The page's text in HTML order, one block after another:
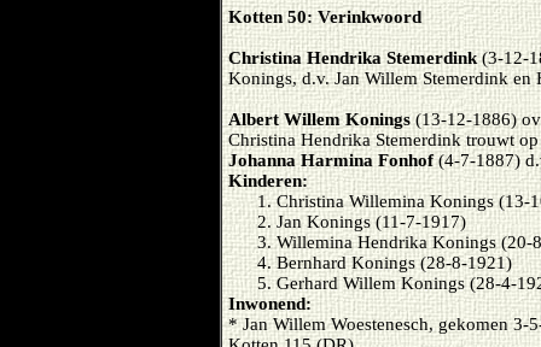
Kotten 50: Verinkwoord
Christina Hendrika Stemerdink(3-12-
Konings, d.v. Jan Willem Stemerdink en
Albert Willem Konings(13-12-1886)
Christina Hendrika Stemerdink trouwt
Johanna Harmina Fonhof(4-7-1887)
Kinderen:
Christina Willemina Konings (13-
Jan Konings (11-7-1917)
Willemina Hendrika Konings (20-
Bernhard Konings (28-8-1921)
Gerhard Willem Konings (28-4-
Inwonend:
* Jan Willem Woestenesch, gekomen